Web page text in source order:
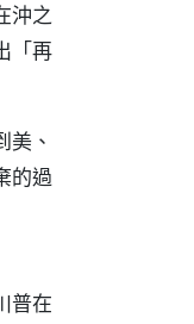
沖之
「再
、
的過
普在